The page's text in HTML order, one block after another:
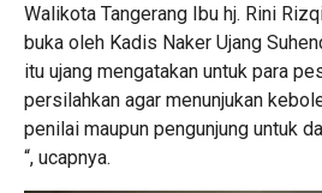
Walikota Tangerang Ibu hj. Rini
buka oleh Kadis Naker Ujang
itu ujang mengatakan untuk para
persilahkan agar menunjukan
penilai maupun pengunjung untuk
“, ucapnya.